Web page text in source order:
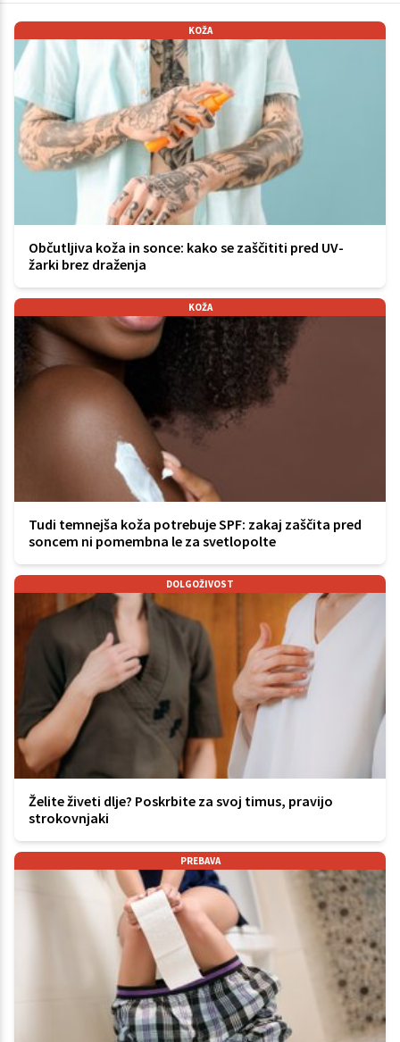
KOŽA
Občutljiva koža in sonce: kako se zaščititi pred UV-
žarki brez draženja
KOŽA
Tudi temnejša koža potrebuje SPF: zakaj zaščita pred
soncem ni pomembna le za svetlopolte
DOLGOŽIVOST
Želite živeti dlje? Poskrbite za svoj timus, pravijo
strokovnjaki
PREBAVA